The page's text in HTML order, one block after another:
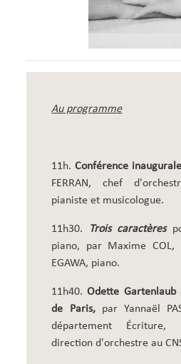
Au programme
11h.Conférence inaugurale
FERRAN, chef
pianiste et musicologue.
11h30. Trois caractères
piano, par Maxime COL,
EGAWA, piano.
11h40.Odette Gartenlaub
de Paris,par Yannaël
département Écriture,
direction d'orchestre au